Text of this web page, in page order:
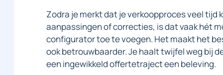
Zodra je merkt dat je verkoopproces veel
aanpassingen of correcties, is dat vaak hét
configurator toe te voegen. Het maakt het
ook betrouwbaarder. Je haalt twijfel weg bij
een ingewikkeld offertetraject een beleving.